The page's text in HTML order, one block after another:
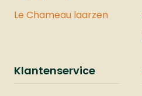
Le Chameau laarzen
Klantenservice